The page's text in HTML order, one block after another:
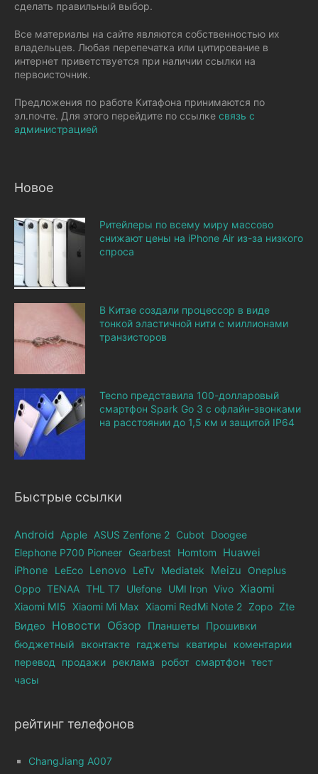
сделать правильный выбор.
Все материалы на сайте являются собственностью их
владельцев. Любая перепечатка или цитирование в
интернет приветствуется при наличии ссылки на
первоисточник.
Предложения по работе Китафона принимаются по
эл.почте. Для этого перейдите по ссылке связь с
администрацией
Новое
Ритейлеры по всему миру массово
снижают цены на iPhone Air из-за низкого
спроса
В Китае создали процессор в виде
тонкой эластичной нити с миллионами
транзисторов
Tecno представила 100-долларовый
смартфон Spark Go 3 с офлайн-звонками
на расстоянии до 1,5 км и защитой IP64
Быстрые ссылки
Android Apple ASUS Zenfone 2 Cubot Doogee
Elephone Р700 Pioneer Gearbest Homtom
Huawei
iPhone
LeEco Lenovo LeTv Mediatek Meizu
Oneplus
Oppo TENAA THL T7 Ulefone UMI Iron Vivo Xiaomi
Xiaomi MI5 Xiaomi Mi Max Xiaomi RedMi Note 2 Zopo Zte
Видео Новости Обзор Планшеты
Прошивки
бюджетный
вконтакте гаджеты кватиры
коментарии
перевод
продажи реклама робот смартфон тест
часы
рейтинг телефонов
ChangJiang A007